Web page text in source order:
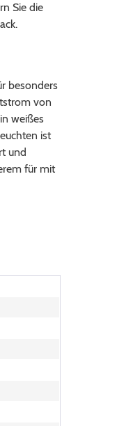
Sie die
besonders
von
weißes
ist
und
für mit